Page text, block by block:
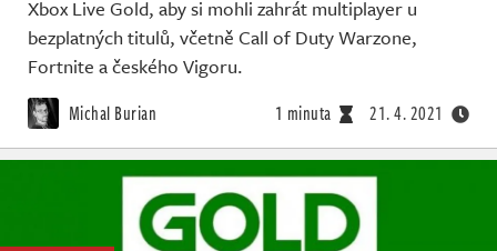
Xbox Live Gold, aby si mohli zahrát multiplayer u
bezplatných titulů, včetně Call of Duty Warzone,
Fortnite a českého Vigoru.
Michal Burian 1 minuta 21. 4. 2021